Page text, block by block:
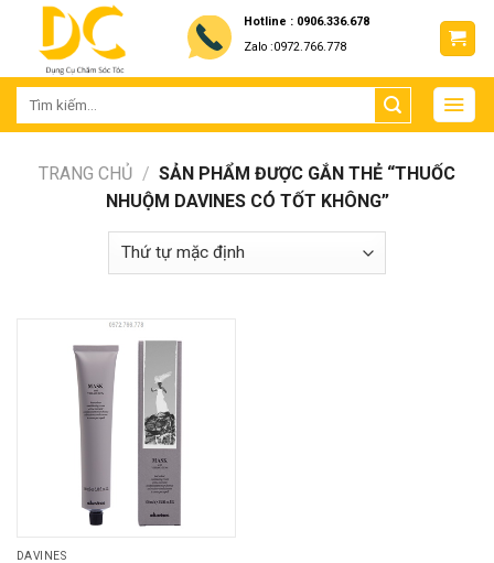
content
Hotline : 0906.336.678
Zalo :0972.766.778
TRANG CHỦ / SẢN PHẨM ĐƯỢC GẮN THẺ “THUỐC
NHUỘM DAVINES CÓ TỐT KHÔNG”
DAVINES